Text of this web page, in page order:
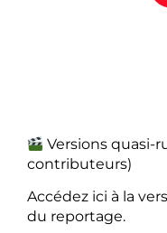
Versions quasi-
contributeurs)
Accédez ici à la
du reportage.